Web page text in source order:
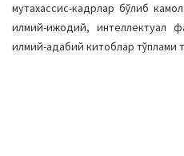
мутахассис-кадрлар бўлиб
илмий-ижодий, интеллектуал
илмий-адабий китоблар тўплами